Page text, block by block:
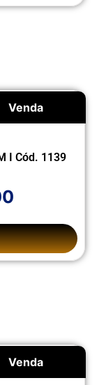
Venda
I Cód. 1139
Venda